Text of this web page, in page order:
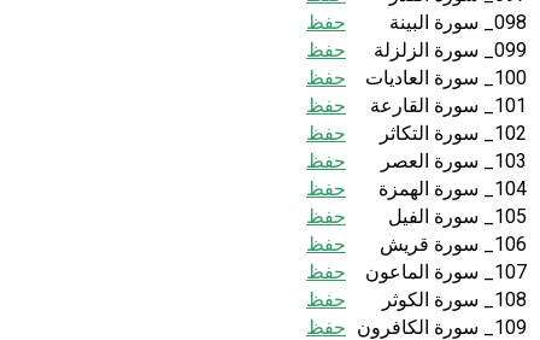
098_ سورة البينة
حفظ
099_ سورة الزلزلة
حفظ
100_ سورة العاديات
حفظ
101_ سورة القارعة
حفظ
102_ سورة التكاثر
حفظ
103_ سورة العصر
حفظ
104_ سورة الهمزة
حفظ
105_ سورة الفيل
حفظ
106_ سورة قريش
حفظ
107_ سورة الماعون
حفظ
108_ سورة الكوثر
حفظ
109_ سورة الكافرون
حفظ